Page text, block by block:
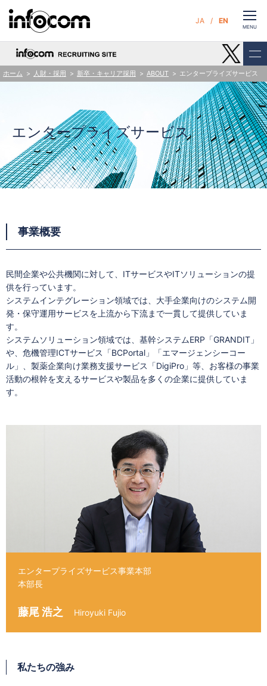
CLOSE
MENU
人財・採用 新卒・キャリア採用 ABOUT エンタープライズサービス
エンタープライズサービス
事業概要
民間企業や公共機関に対して、ITサービスやITソリューションの提
供を行っています。
システムインテグレーション領域では、大手企業向けのシステム開
発・保守運用サービスを上流から下流まで一貫して提供していま
す。
システムソリューション領域では、基幹システムERP「GRANDIT」
や、危機管理ICTサービス「BCPortal」「エマージェンシーコー
ル」、製薬企業向け業務支援サービス「DigiPro」等、お客様の事業
活動の根幹を支えるサービスや製品を多くの企業に提供していま
す。
エンタープライズサービス事業本部
本部長
藤尾 浩之 Hiroyuki Fujio
私たちの強み
JA EN
ホーム
サステナビリティ
ニュース